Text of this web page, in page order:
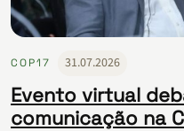
COP17 31.07.2026
Evento virtual
comunicação na